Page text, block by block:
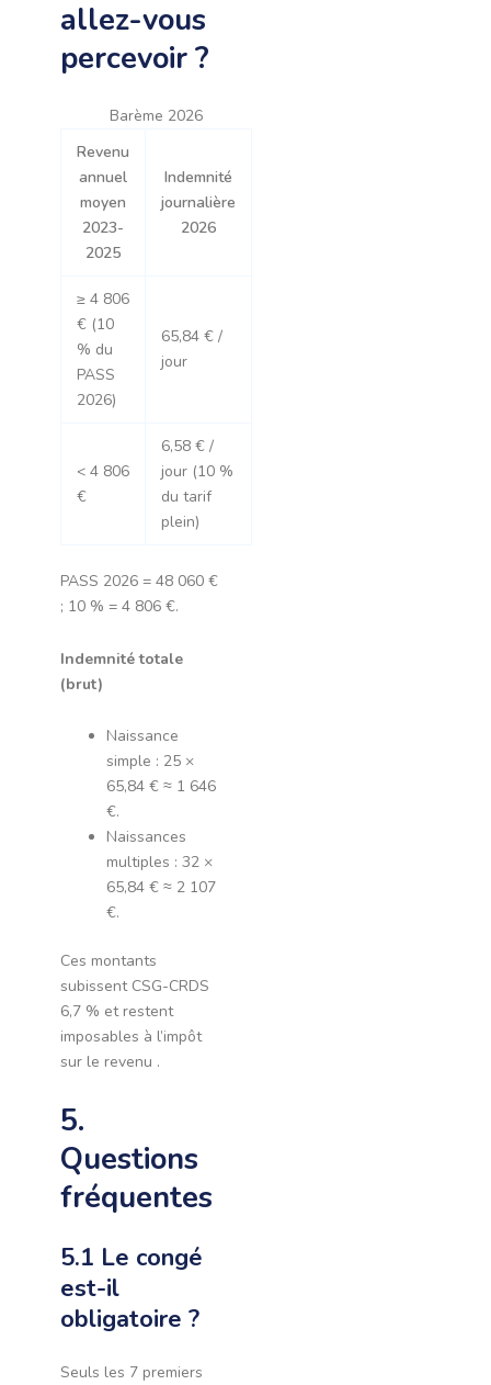
allez-vous
percevoir ?
Barème 2026
Revenu
annuel
moyen
2023-
2025
Indemnité
journalière
2026
≥ 4 806
€ (10
% du
PASS
2026)
65,84 € /
jour
< 4 806
€
6,58 € /
jour (10 %
du tarif
plein)
PASS 2026 = 48 060 €
; 10 % = 4 806 €.
Indemnité totale
(brut)
Naissance
simple : 25 ×
65,84 € ≈ 1 646
€.
Naissances
multiples : 32 ×
65,84 € ≈ 2 107
€.
Ces montants
subissent CSG-CRDS
6,7 % et restent
imposables à l’impôt
sur le revenu .
5.
Questions
fréquentes
5.1 Le congé
est-il
obligatoire ?
Seuls les 7 premiers